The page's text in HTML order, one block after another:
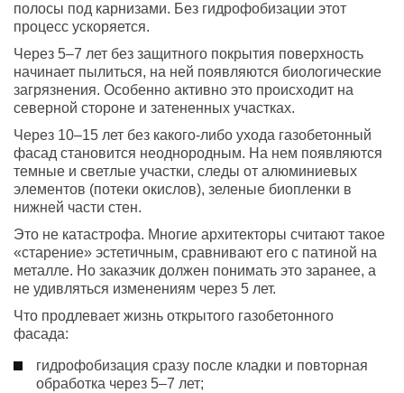
полосы под карнизами. Без гидрофобизации этот
процесс ускоряется.
Через 5–7 лет без защитного покрытия поверхность
начинает пылиться, на ней появляются биологические
загрязнения. Особенно активно это происходит на
северной стороне и затененных участках.
Через 10–15 лет без какого-либо ухода газобетонный
фасад становится неоднородным. На нем появляются
темные и светлые участки, следы от алюминиевых
элементов (потеки окислов), зеленые биопленки в
нижней части стен.
Это не катастрофа. Многие архитекторы считают такое
«старение» эстетичным, сравнивают его с патиной на
металле. Но заказчик должен понимать это заранее, а
не удивляться изменениям через 5 лет.
Что продлевает жизнь открытого газобетонного
фасада:
гидрофобизация сразу после кладки и повторная
обработка через 5–7 лет;